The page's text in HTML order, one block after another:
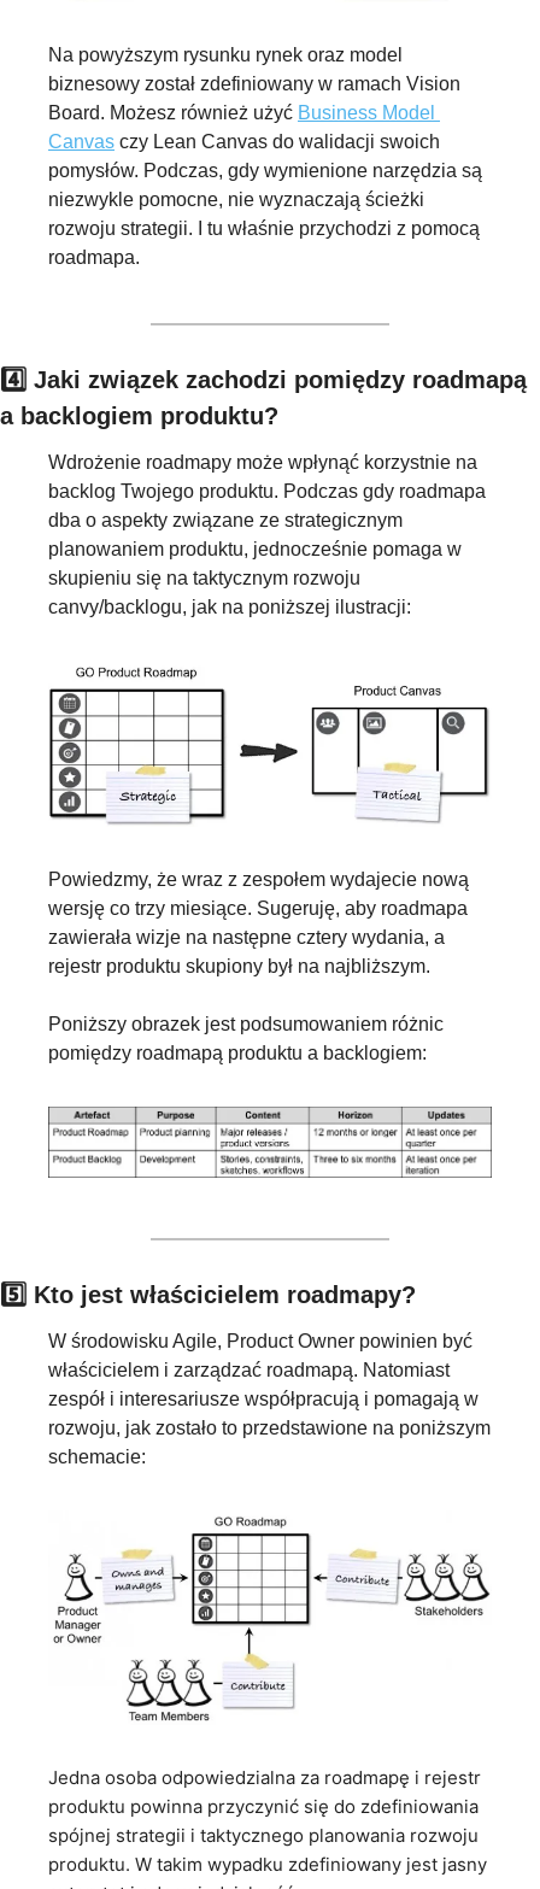
Na powyższym rysunku rynek oraz model
biznesowy został zdefiniowany w ramach Vision
Board. Możesz również użyć Business Model
Canvas czy Lean Canvas do walidacji swoich
pomysłów. Podczas, gdy wymienione narzędzia są
niezwykle pomocne, nie wyznaczają ścieżki
rozwoju strategii. I tu właśnie przychodzi z pomocą
roadmapa.
4️⃣ Jaki związek zachodzi pomiędzy roadmapą
a backlogiem produktu?
Wdrożenie roadmapy może wpłynąć korzystnie na
backlog Twojego produktu. Podczas gdy roadmapa
dba o aspekty związane ze strategicznym
planowaniem produktu, jednocześnie pomaga w
skupieniu się na taktycznym rozwoju
canvy/backlogu, jak na poniższej ilustracji:
Powiedzmy, że wraz z zespołem wydajecie nową
wersję co trzy miesiące. Sugeruję, aby roadmapa
zawierała wizje na następne cztery wydania, a
rejestr produktu skupiony był na najbliższym.
Poniższy obrazek jest podsumowaniem różnic
pomiędzy roadmapą produktu a backlogiem:
5️⃣ Kto jest właścicielem roadmapy?
W środowisku Agile, Product Owner powinien być
właścicielem i zarządzać roadmapą. Natomiast
zespół i interesariusze współpracują i pomagają w
rozwoju, jak zostało to przedstawione na poniższym
schemacie:
Jedna osoba odpowiedzialna za roadmapę i rejestr
produktu powinna przyczynić się do zdefiniowania
spójnej strategii i taktycznego planowania rozwoju
produktu. W takim wypadku zdefiniowany jest jasny